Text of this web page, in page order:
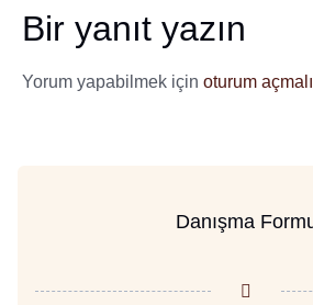
Bir yanıt yazın
Yorum yapabilmek için oturum
Danışma